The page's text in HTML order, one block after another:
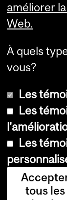
améliorer
Web.
À quels
vous?
Les
Les
Les
tous les